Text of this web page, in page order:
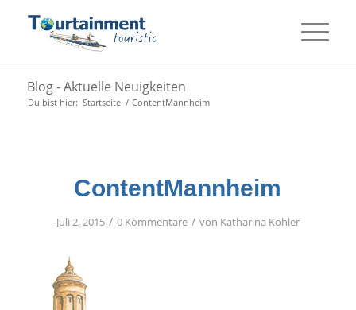
Blog - Aktuelle Neuigkeiten
Du bist hier: Startseite / ContentMannheim
ContentMannheim
Juli 2, 2015 / 0 Kommentare / von Katharina Köhler